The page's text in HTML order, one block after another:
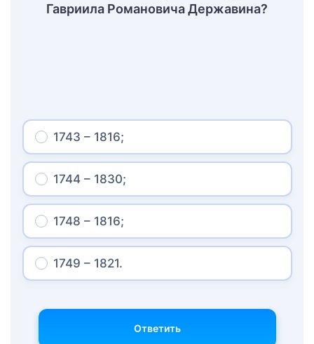
Гавриила Романовича Державина?
1743 – 1816;
1744 – 1830;
1748 – 1816;
1749 – 1821.
Ответить